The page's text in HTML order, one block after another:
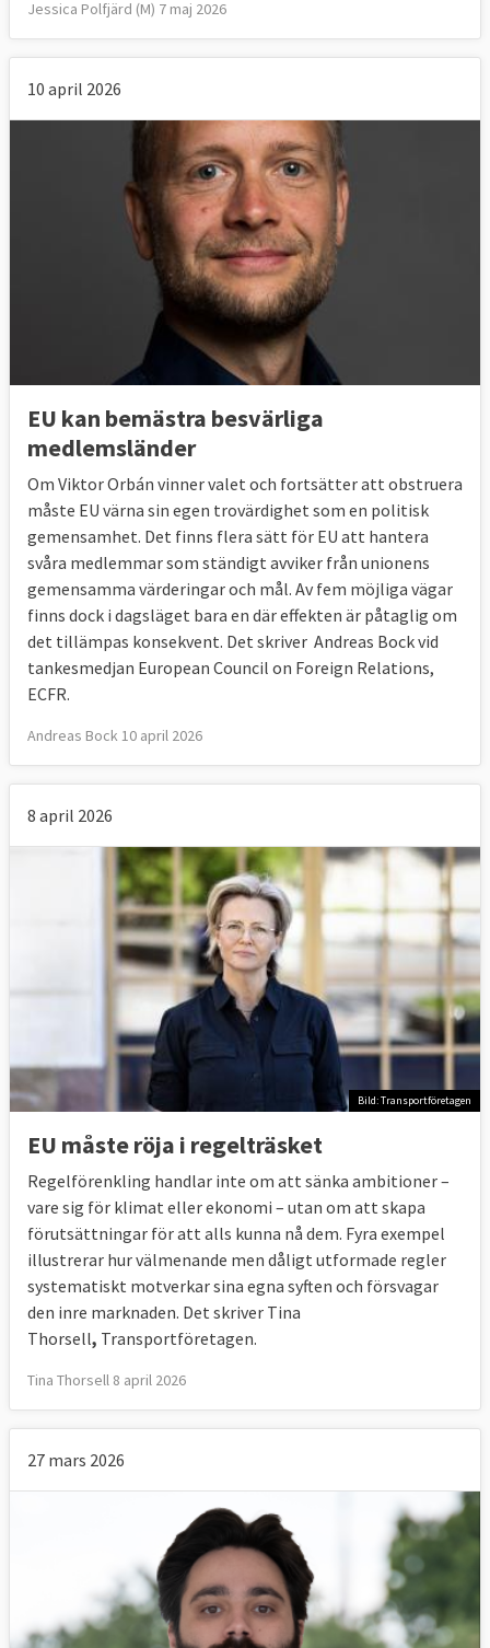
Jessica Polfjärd (M) 7 maj 2026
10 april 2026
EU kan bemästra besvärliga
medlemsländer
Om Viktor Orbán vinner valet och fortsätter att obstruera
måste EU värna sin egen trovärdighet som en politisk
gemensamhet. Det finns flera sätt för EU att hantera
svåra medlemmar som ständigt avviker från unionens
gemensamma värderingar och mål. Av fem möjliga vägar
finns dock i dagsläget bara en där effekten är påtaglig om
det tillämpas konsekvent. Det skriver Andreas Bock vid
tankesmedjan European Council on Foreign Relations,
ECFR.
Andreas Bock 10 april 2026
8 april 2026
Bild: Transportföretagen
EU måste röja i regelträsket
Regelförenkling handlar inte om att sänka ambitioner –
vare sig för klimat eller ekonomi – utan om att skapa
förutsättningar för att alls kunna nå dem. Fyra exempel
illustrerar hur välmenande men dåligt utformade regler
systematiskt motverkar sina egna syften och försvagar
den inre marknaden. Det skriver Tina
Thorsell, Transportföretagen.
Tina Thorsell 8 april 2026
27 mars 2026